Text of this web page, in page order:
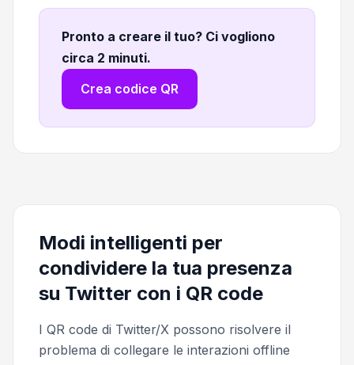
Pronto a creare il tuo? Ci vogliono
circa 2 minuti.
Crea codice QR
Modi intelligenti per
condividere la tua presenza
su Twitter con i QR code
I QR code di Twitter/X possono risolvere il
problema di collegare le interazioni offline